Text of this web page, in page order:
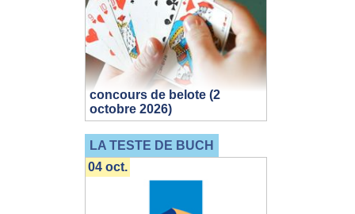
concours de belote (2
octobre 2026)
LA TESTE DE BUCH
04 oct.